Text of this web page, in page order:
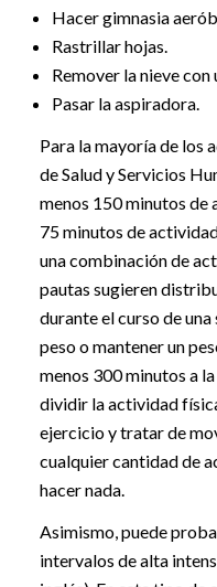
Hacer gimnasia
Rastrillar hojas.
Remover la nieve con
Pasar la aspiradora.
Para la mayoría de los
de Salud y Servicios
menos 150 minutos
75 minutos de
una combinación de
pautas sugieren
durante el curso de
peso o mantener un
menos 300 minutos a
dividir la actividad
ejercicio y tratar de
cualquier cantidad de
hacer nada.
Asimismo, puede
intervalos de alta